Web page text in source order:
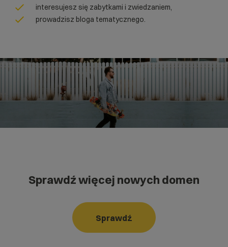
interesujesz się zabytkami i zwiedzaniem,
prowadzisz bloga tematycznego.
Sprawdź więcej nowych domen
Sprawdź